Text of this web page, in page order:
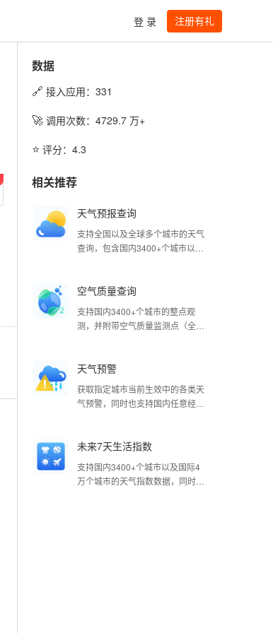
登 录 注册有礼
数据
🔗 接入应用： 331
🚀 调用次数： 4729.7万+
⭐️ 评分： 4.3
相关推荐
天气预报查询
支持全国以及全球多个城市的天气
查询，包含国内3400+个城市以及
会返回该经纬度最近的站点信息；
空气质量查询
支持国内3400+个城市的整点观
测，并附带空气质量监测点（全国
信息。获取指定城市的整点观测空
（AQI）、首要污染物、空气质量
等级（优、良、轻度污染、中度污
PM2.5、SO₂）浓度（除了CO浓度
单位为mg/m³之外，其余5种单位
均为μg/m³）等。
天气预警
获取指定城市当前生效中的各类天
气预警，同时也支持国内任意经纬
信号，或一次性拉取全国所有生效
预警中心。如部分城市无生效预
警，则返回值为空，请做好空值处
未来7天生活指数
支持国内3400+个城市以及国际4
万个城市的天气指数数据，同时也